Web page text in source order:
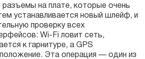
разъемы на плате, которые очень
устанавливается новый шлейф, и
проверку всех
Wi-Fi ловит сеть,
к гарнитуре, а GPS
Эта операция — один из